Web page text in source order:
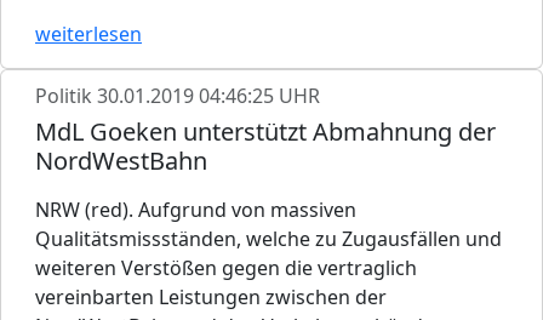
weiterlesen
Politik 30.01.2019 04:46:25 UHR
MdL Goeken unterstützt Abmahnung der
NordWestBahn
NRW (red). Aufgrund von massiven
Qualitätsmissständen, welche zu Zugausfällen und
weiteren Verstößen gegen die vertraglich
vereinbarten Leistungen zwischen der